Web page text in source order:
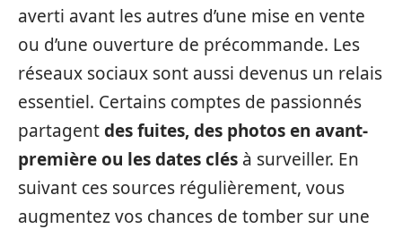
averti avant les autres d’une mise en vente
ou d’une ouverture de précommande. Les
réseaux sociaux sont aussi devenus un relais
essentiel. Certains comptes de passionnés
partagentdes fuites, des photos en avant-
première ou les dates clés à surveiller. En
suivant ces sources régulièrement, vous
augmentez vos chances de tomber sur une